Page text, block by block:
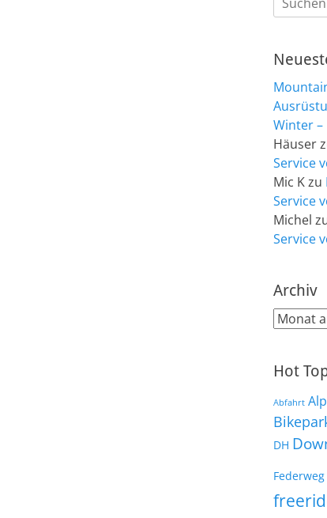
nach:
Winter –
Häuser
Service
Mic Kzu
Service
Michel
Service
Archiv
Archiv
Hot
Abfahrt
DH
Federweg